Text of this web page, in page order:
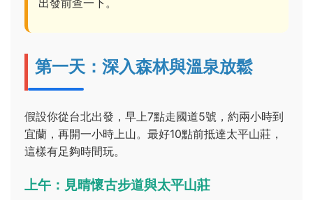
出發前查一下。
第一天：深入森林與溫泉放鬆
假設你從台北出發，早上7點走國道5號，約兩小時到
宜蘭，再開一小時上山。最好10點前抵達太平山莊，
這樣有足夠時間玩。
上午：見晴懷古步道與太平山莊